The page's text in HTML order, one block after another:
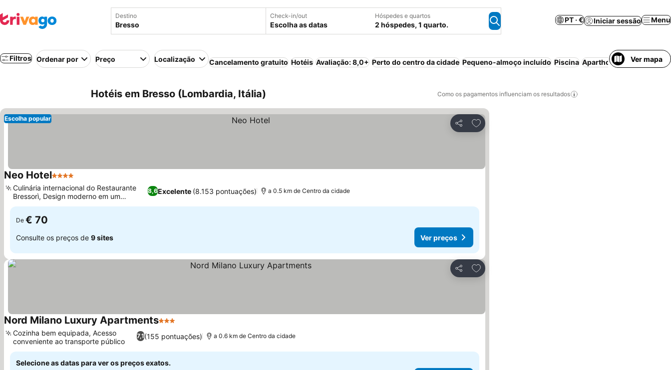
Destino Check-in/out
Escolha as datas
Hóspedes e quartos
2 hóspedes, 1 quarto.
PT · € Iniciar sessão Menu
Filtros Ordenar por Preço Localização Cancelamento gratuito Hotéis Avaliação: 8,0+ Perto do centro da cidade Pequeno-almoço incluído Piscina Aparthotel Ver mapa
Hotéis em Bresso (Lombardia, Itália) Como os pagamentos influenciam os resultados
Partilhar
Adicionar aos favoritos
Escolha popular
Neo Hotel4 Estrelas
8,6Excelente (8.153 pontuações)
Culinária internacional do Restaurante
Bressorì, Design moderno em um
subúrbio tranquilo
a 0.5 km de Centro da cidade
De € 70
Consulte os preços de 9 sites Ver preços
Partilhar
Adicionar aos favoritos
Nord Milano Luxury Apartments3 Estrelas
7,1(155 pontuações)
Cozinha bem equipada, Acesso
conveniente ao transporte público
a 0.6 km de Centro da cidade
Selecione as datas para ver os preços exatos.